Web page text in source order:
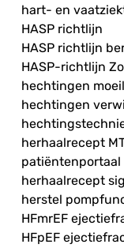
hart- en
HASP richtlijn
HASP richtlijn
HASP-richtlijn
hechtingen
hechtingen
herhaalrecept
patiëntenportaal
herhaalrecept
herstel
HFmrEF
HFpEF